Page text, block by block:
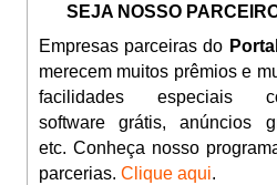
SEJA NOSSO
Empresas parceiras do
merecem muitos prêmios e
facilidades especiais
software grátis, anúncios
etc. Conheça nosso
parcerias. Clique aqui.